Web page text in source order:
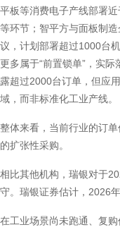
平板等消费电子产线部署
等环节；智平方与面板制
议，计划部署超过1000台
更多属于“前置锁单”，实
露超过2000台订单，但应
域，而非标准化工业产线。
整体来看，当前行业的订
的扩张性采购。
相比其他机构，瑞银对于
守。瑞银证券估计，2026
在工业场景尚未跑通、复